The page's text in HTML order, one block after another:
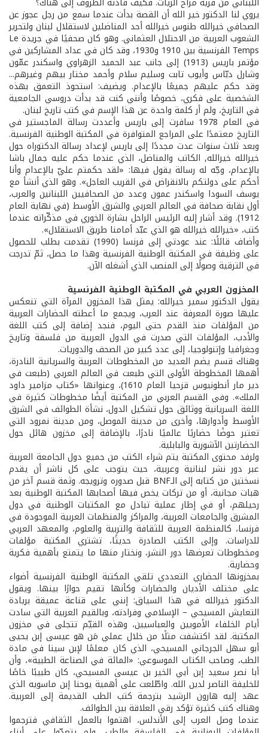
يروي لنا الدكتور خير الله أن القصة بدأت عندما سمع من رجل عجوز عن
الصحافي خيرالله طنوس خيرالله أحد المناضلين لاستقلال لبنان ولتحرير
الشعوب العربية من الاحتلال العثماني. وهو كان صحفيًا في جريدة Le
Temps الفرنسية بين 1910 و1930، وقد كان في عداد المشاركين في
مؤتمر باريس (1913) إلى جانب عبد الحميد الزهراوي واسكندر عمّون
وشارل دبّاس وأيوب تابت وسليم سلام وأحمد مختار بيهم وغيرهم...
وقد حكم عليهم جميعًا بالإعدام. ويضيف: استحوذ التعمق بهذه
الشخصية على فكري، خصوصًا وأنني كنت قد بدأت دروسي الجامعية
في التاريخ، ولم أر كلمة واحدة عن هذا الإسم في كتب تاريخ لبنان.
في العام 1978 سافرت إلى باريس وأعددت رسالة الماجستير في
التاريخ معتمدًا على المراجع المتوافرة في المكتبة الوطنية الفرنسية.
وبعد ثلاث سنوات عدت مجددًا إلى باريس لإعداد رسالة الدكتوراه حول
خيرالله خيرالله, الكاتب والمناضل، الذي عندما حكم عليه جمال باشا
بالإعدام، وجّه له رسالة يقول فيها: «لقد حكمتم عليّ بالإعدام وأنا
أحكم على دولتكم بالانقراض في القريب العاجل». وهو الذي أنشأ مع
يوسف السودا واسكندر عمون وعدد من الصحافيين اللبنانين والعرب،
أول نقابة صحافة في العالم العربي والشرق الأوسط (في نهاية العام
1912). وقد أشار إليه الرئيس الراحل بشارة الخوري في مذكّراته عندما
كتب، «خيرالله خيرالله هو الذي عبّد أمامنا طريق الاستقلال».
وأضاف قائلًا: عند عودتي إلى فرنسا (1990) تقدمت بطلب للحصول
على وظيفة في المكتبة الوطنية الفرنسية وهذا ما حصل، ثمّ تدرجت
في الترقية وصولًا إلى المنصب الذي أشغله الآن.
المخزون العربي في المكتبة الوطنية الفرنسية
يقول الدكتور سمير خيرالله: يمثل هذا المخزون المرآة التي تنعكس
عليها صورة المعرفة عند العرب، ويجمع ما أعطته الحضارات العربية
من المؤلفات منذ القدم حتى اليوم، فنجد إضافة إلى كتب اللغة
والأدب، المؤلفات التي صدرت في الدول العربية من فلسفة وتاريخ
وجغرافيا وإتنولوجيا، إلى عدد كبير من الصحف والدوريات.
وهناك قسم يضم العديد من المخطوطات العربية والسريانية النادرة،
أهمها المخطوطة الأولى التي طبعت في العالم العربي (طبعت في
دير مار أنطونيوس قزحيا العام 1610)، وعنوانها «كتاب مزامير داود
الملك». وفي القسم العربي من المكتبة أيضًا مخطوطات كثيرة في
اللغة السريانية ووثائق حول تشكيل الدول، نشأة الطوائف في الشرق
الأوسط وأدوارها، وأخرى من مدينة الموصل، ومن مدينة نمرود التي
تعتبر حوضًا حضاريًا عالميًا نادرًا، بالإضافة إلى مخزون هائل حول
الحضارتين الآشورية والبابلية.
ولرفد محتوى المكتبة يتم شراء الكتب من جميع دول الجامعة العربية
عبر دور نشر لبنانية وعربية، حيث يتوجب على كل ناشر أن يقدم
نسختين من كتابه إلى الـBNF قبل صدوره وترويجه. وثمة قسم آخر من
هبات مجانية، أو من تركات يخص فيها أصحابها المكتبة الوطنية بعد
رحيلهم، أو في إطار عملية تبادل مع المكتبات الوطنية في دول
المشرق والجامعات العربية، والمراكز والمنظمات العربية الموجودة في
فرنسا، كالمنظمة العربية للثقافة والتربية والعلوم، والمعهد العربي
للدراسات. وإلى الكتب الصادرة حديثًا، تشتري المكتبة مؤلفات
ومخطوطات تعرضها دور النشر، ونختار منها ما يتمتع بأهمية فكرية
وحضارية.
بمخزونها الحضاري التعددي تلقي المكتبة الوطنية الفرنسية أضواء
على مختلف الأديان والحضارات وكأنها تقيم حوارًا بينها. ويقول
الدكتور خيرالله في هذا السياق: إنني على قناعة عميقة بريادة
التعايش المسيحي – الإسلامي وفرادته، وبالقيم العربية التي سادت
أيام الخلفاء الأمويين والعباسيين، وهذه القيّم تتجلى في مخزون
المكتبة. لقد اكتشفت مثلًا من خلال عملي مَن هو عيسى إبن يحيى
أبو سهل الجرجاني المسيحي، الذي كان معلمًا لإبن سينا في مادة
الطب، وصاحب الكتاب الموسوعي: «المائة في الصناعة الطبية»، وأن
أبا نصر سعيد إبن أبي الخير بن عيسى المسيحي، كان طبيبًا خاصًا
للخليفة الناصر لدين الله. واطّلعت على أهمية يوحنا إبن ماسويه الذي
عهد إليه هارون الرشيد بترجمة كتب الطب القديمة إلى العربية.
وهناك كتب كثيرة تؤكد رقي العلاقة بين الطوائف.
عندما وصل العرب إلى الأندلس، اهتموا بالعمل الثقافي فترجموا